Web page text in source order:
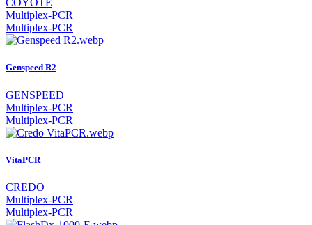
COYOTE
Multiplex-PCR
Multiplex-PCR
Genspeed R2
GENSPEED
Multiplex-PCR
Multiplex-PCR
VitaPCR
CREDO
Multiplex-PCR
Multiplex-PCR